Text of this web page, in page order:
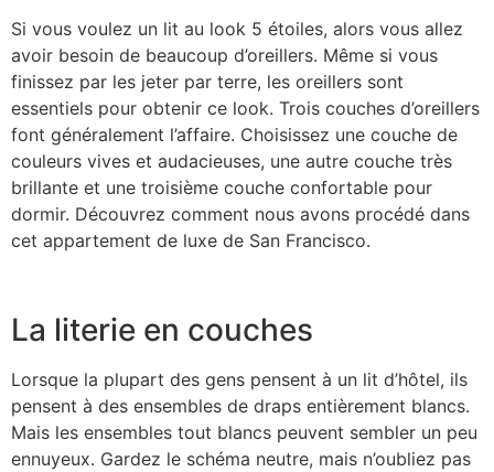
Si vous voulez un lit au look 5 étoiles, alors vous allez
avoir besoin de beaucoup d’oreillers. Même si vous
finissez par les jeter par terre, les oreillers sont
essentiels pour obtenir ce look. Trois couches d’oreillers
font généralement l’affaire. Choisissez une couche de
couleurs vives et audacieuses, une autre couche très
brillante et une troisième couche confortable pour
dormir. Découvrez comment nous avons procédé dans
cet appartement de luxe de San Francisco.
La literie en couches
Lorsque la plupart des gens pensent à un lit d’hôtel, ils
pensent à des ensembles de draps entièrement blancs.
Mais les ensembles tout blancs peuvent sembler un peu
ennuyeux. Gardez le schéma neutre, mais n’oubliez pas